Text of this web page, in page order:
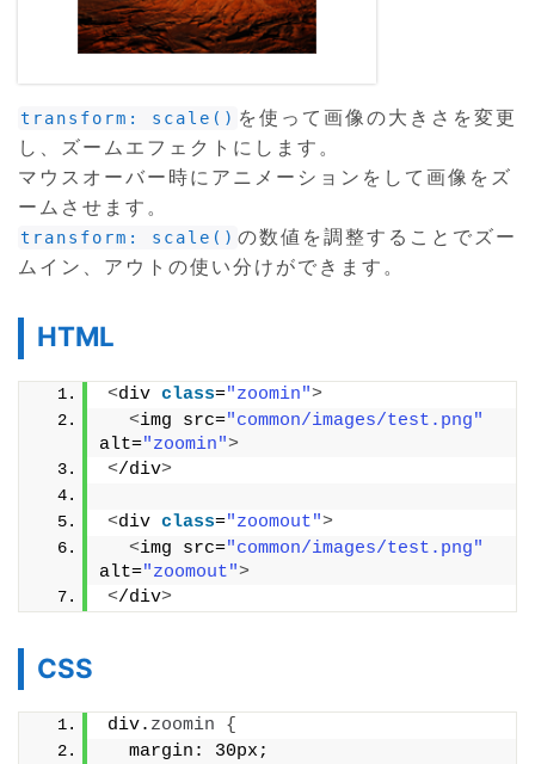
transform: scale() を使って画像の大きさを変更
し、ズームエフェクトにします。
マウスオーバー時にアニメーションをして画像をズ
ームさせます。
transform: scale() の数値を調整することでズー
ムイン、アウトの使い分けができます。
HTML
<div class="zoomin">
<img src="common/images/test.png"
alt="zoomin">
</div>
<div class="zoomout">
<img src="common/images/test.png"
alt="zoomout">
</div>
CSS
div. zoomin
{
  margin: 30px;